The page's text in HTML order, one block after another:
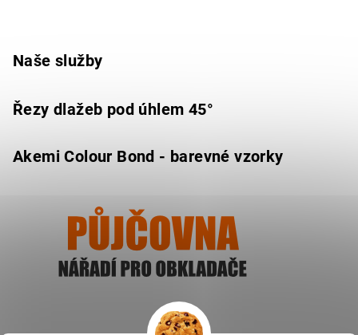
Naše služby
Řezy dlažeb pod úhlem 45°
Akemi Colour Bond - barevné vzorky
Ukázat